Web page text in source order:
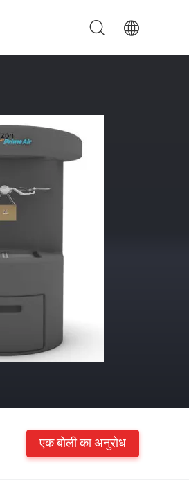
एक बोली का अनुरोध